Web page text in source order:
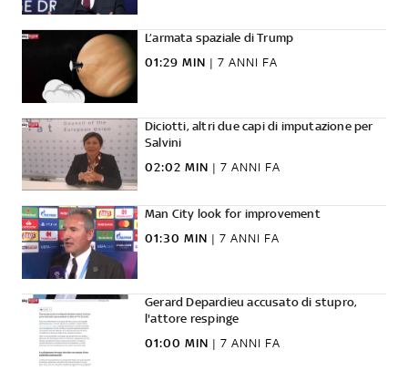
L’armata spaziale di Trump
01:29 MIN | 7 ANNI FA
Diciotti, altri due capi di imputazione per
Salvini
02:02 MIN | 7 ANNI FA
Man City look for improvement
01:30 MIN | 7 ANNI FA
Gerard Depardieu accusato di stupro,
l'attore respinge
01:00 MIN | 7 ANNI FA